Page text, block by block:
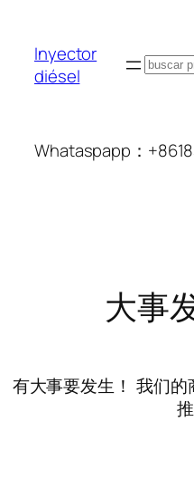
Inyector
diésel
搜
Whataspapp：
大事
有大事要发生！ 我们